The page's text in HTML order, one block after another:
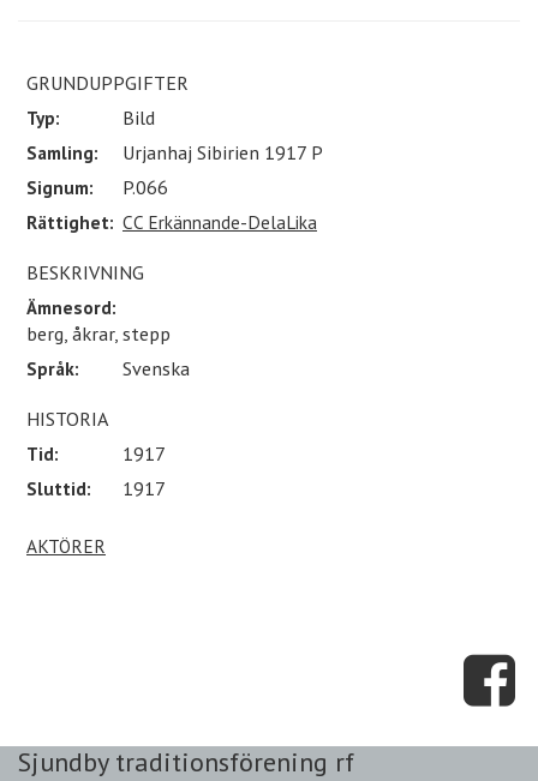
GRUNDUPPGIFTER
Typ:
Bild
Samling:
Urjanhaj Sibirien 1917 P
Signum:
P.066
Rättighet: CC Erkännande-DelaLika
BESKRIVNING
Ämnesord:
berg, åkrar, stepp
Språk:
Svenska
HISTORIA
Tid:
1917
Sluttid:
1917
AKTÖRER
Sjundby traditionsförening rf